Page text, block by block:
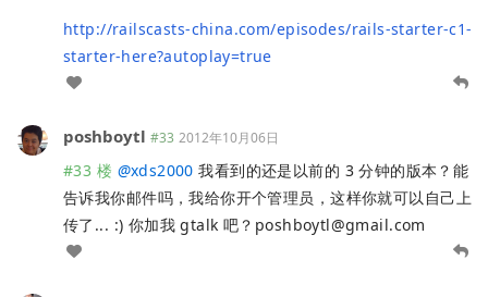
http://railscasts-china.com/episodes/rails-starter-c1-
starter-here?autoplay=true
poshboytl #33 2012年10月06日
#33 楼 @xds2000 我看到的还是以前的 3 分钟的版本？能
告诉我你邮件吗，我给你开个管理员，这样你就可以自己上
传了... :) 你加我 gtalk 吧？ poshboytl@gmail.com